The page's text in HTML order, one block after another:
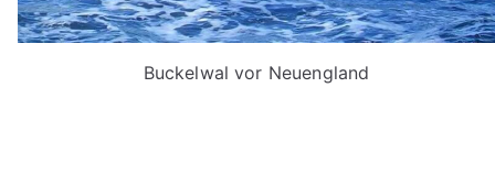
Buckelwal vor Neuengland